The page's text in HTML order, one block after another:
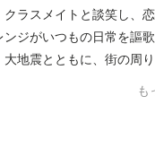
ラスメイトと談笑し、恋
ジがいつもの日常を謳
地震とともに、街の周
も